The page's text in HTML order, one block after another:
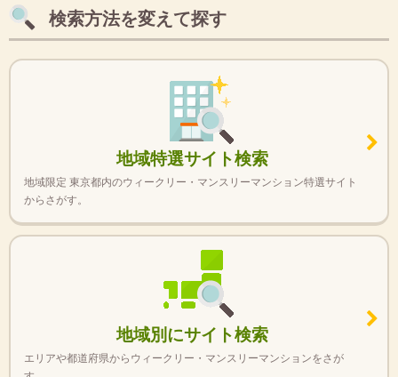
検索方法を変えて探す
地域特選サイト検索
地域限定 東京都内のウィークリー・マンスリーマンション特選サイト
からさがす。
地域別にサイト検索
エリアや都道府県からウィークリー・マンスリーマンションをさが